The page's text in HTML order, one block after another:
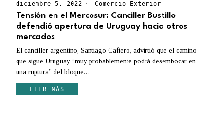
diciembre 5, 2022 Comercio Exterior
Tensión en el Mercosur: Canciller Bustillo
defendió apertura de Uruguay hacia otros
mercados
El canciller argentino, Santiago Cafiero, advirtió que el camino
que sigue Uruguay “muy probablemente podrá desembocar en
una ruptura” del bloque.…
LEER MÁS